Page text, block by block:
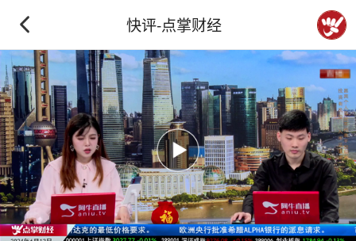
快评-点掌财经